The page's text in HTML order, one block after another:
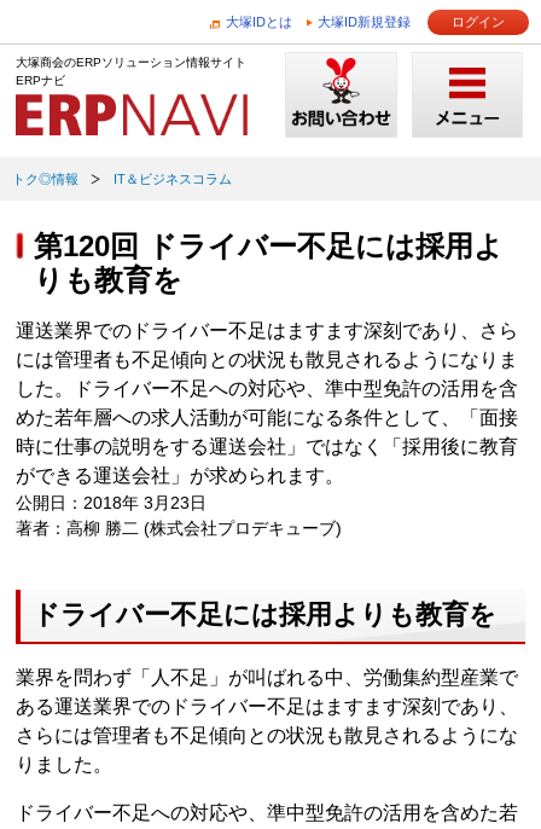
大塚IDとは 大塚ID新規登録 ログイン
大塚商会のERPソリューション情報サイト
ERPナビ
トク◎情報 IT＆ビジネスコラム
第120回 ドライバー不足には採用よ
りも教育を
運送業界でのドライバー不足はますます深刻であり、さら
には管理者も不足傾向との状況も散見されるようになりま
した。ドライバー不足への対応や、準中型免許の活用を含
めた若年層への求人活動が可能になる条件として、「面接
時に仕事の説明をする運送会社」ではなく「採用後に教育
ができる運送会社」が求められます。
公開日：2018年 3月23日
著者：高柳 勝二 (株式会社プロデキューブ)
ドライバー不足には採用よりも教育を
業界を問わず「人不足」が叫ばれる中、労働集約型産業で
ある運送業界でのドライバー不足はますます深刻であり、
さらには管理者も不足傾向との状況も散見されるようにな
りました。
ドライバー不足への対応や、準中型免許の活用を含めた若